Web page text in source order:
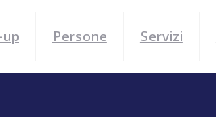
Persone Servizi